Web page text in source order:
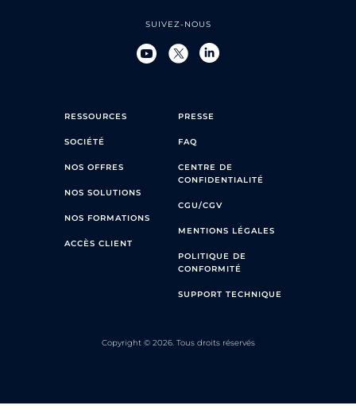
SUIVEZ-NOUS
RESSOURCES
SOCIÉTÉ
NOS OFFRES
NOS SOLUTIONS
NOS FORMATIONS
ACCÈS CLIENT
PRESSE
FAQ
CENTRE DE
CONFIDENTIALITÉ
CGU/CGV
MENTIONS LÉGALES
POLITIQUE DE
CONFORMITÉ
SUPPORT TECHNIQUE
Copyright © 2026. Tous droits réservés